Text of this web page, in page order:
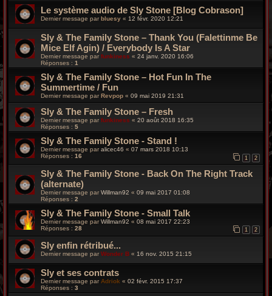
Le système audio de Sly Stone [Blog Cobrason]
Dernier message parbluesy « 12 févr. 2020 12:21
Sly & The Family Stone ‎– Thank You (Falettinme Be
Mice Elf Agin) / Everybody Is A Star
Dernier message par funkiness « 24 janv. 2020 16:06
Réponses : 1
Sly & The Family Stone ‎– Hot Fun In The
Summertime / Fun
Dernier message par Revpop « 09 mai 2019 21:31
Sly & The Family Stone ‎– Fresh
Dernier message par funkiness « 20 août 2018 16:35
Réponses : 5
Sly & The Family Stone - Stand !
Dernier message paralicec46 « 07 mars 2018 10:13
Réponses : 16 1 2
Sly & The Family Stone - Back On The Right Track
(alternate)
Dernier message par Willman92 « 09 mai 2017 01:08
Réponses : 2
Sly & The Family Stone - Small Talk
Dernier message parWillman92 « 08 mai 2017 22:23
Réponses : 28 1 2
Sly enfin rétribué...
Dernier message par Wonder B « 16 nov. 2015 21:15
Sly et ses contrats
Dernier message par Adriok « 02 févr. 2015 17:37
Réponses : 3